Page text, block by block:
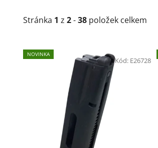
Stránka 1 z 2-38 položek celkem
V
ý
NOVINKA
Kód: E26728